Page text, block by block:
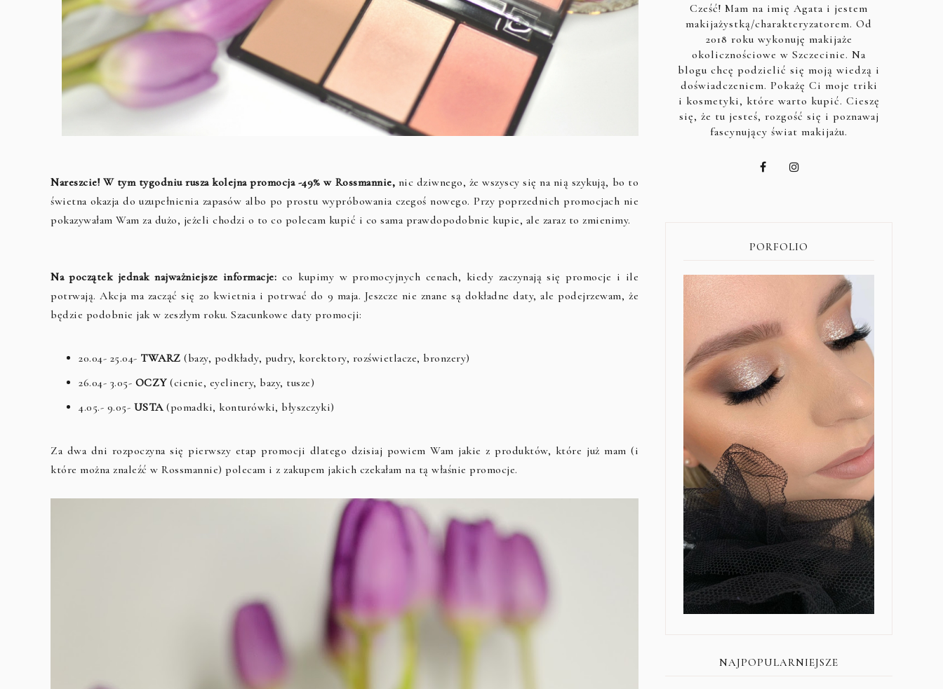
Nareszcie! W tym tygodniu rusza kolejna promocja -49% w Rossmannie, nic dziwnego, że wszyscy się na nią szykują, bo to
świetna okazja do uzupełnienia zapasów albo po prostu wypróbowania czegoś nowego. Przy poprzednich promocjach nie
pokazywałam Wam za dużo, jeżeli chodzi o to co polecam kupić i co sama prawdopodobnie kupie, ale zaraz to zmienimy.
Na początek jednak najważniejsze informacje: co kupimy w promocyjnych cenach, kiedy zaczynają się promocje i ile
potrwają. Akcja ma zacząć się 20 kwietnia i potrwać do 9 maja. Jeszcze nie znane są dokładne daty, ale podejrzewam, że
będzie podobnie jak w zeszłym roku. Szacunkowe daty promocji:
20.04- 25.04- TWARZ (bazy, podkłady, pudry, korektory, rozświetlacze, bronzery)
26.04- 3.05- OCZY(cienie, eyelinery, bazy, tusze)
4.05.- 9.05- USTA(pomadki, konturówki, błyszczyki)
Za dwa dni rozpoczyna się pierwszy etap promocji dlatego dzisiaj powiem Wam jakie z produktów, które już mam (i
które można znaleźć w Rossmannie) polecam i z zakupem jakich czekałam na tą właśnie promocje.
Cześć! Mam na imię Agata i jestem
makijażystką/charakteryzatorem. Od
2018 roku wykonuję makijaże
okolicznościowe w Szczecinie. Na
blogu chcę podzielić się moją wiedzą i
doświadczeniem. Pokażę Ci moje triki
i kosmetyki, które warto kupić. Cieszę
się, że tu jesteś, rozgość się i poznawaj
fascynujący świat makijażu.
PORFOLIO
NAJPOPULARNIEJSZE